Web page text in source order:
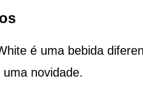
é uma bebida
novidade.